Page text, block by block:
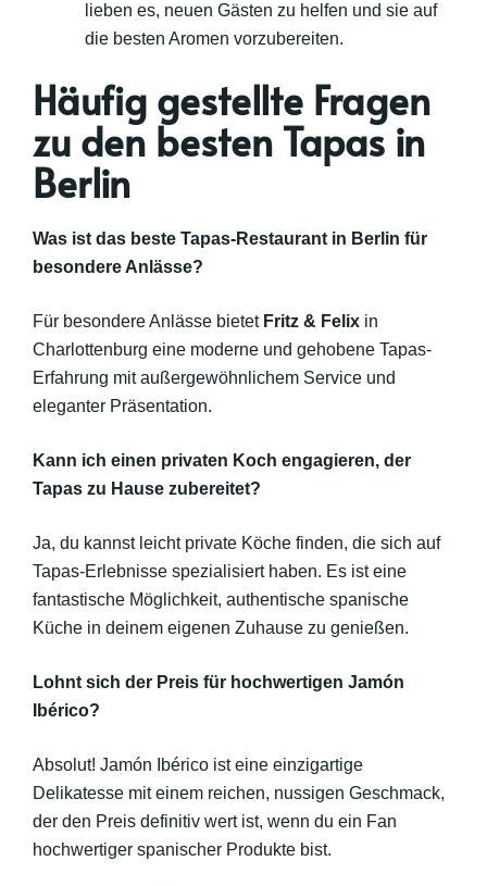
lieben es, neuen Gästen zu helfen und sie auf
die besten Aromen vorzubereiten.
Häufig gestellte Fragen
zu den besten Tapas in
Berlin
Was ist das beste Tapas-Restaurant in Berlin für
besondere Anlässe?
Für besondere Anlässe bietet Fritz & Felix in
Charlottenburg eine moderne und gehobene Tapas-
Erfahrung mit außergewöhnlichem Service und
eleganter Präsentation.
Kann ich einen privaten Koch engagieren, der
Tapas zu Hause zubereitet?
Ja, du kannst leicht private Köche finden, die sich auf
Tapas-Erlebnisse spezialisiert haben. Es ist eine
fantastische Möglichkeit, authentische spanische
Küche in deinem eigenen Zuhause zu genießen.
Lohnt sich der Preis für hochwertigen Jamón
Ibérico?
Absolut! Jamón Ibérico ist eine einzigartige
Delikatesse mit einem reichen, nussigen Geschmack,
der den Preis definitiv wert ist, wenn du ein Fan
hochwertiger spanischer Produkte bist.